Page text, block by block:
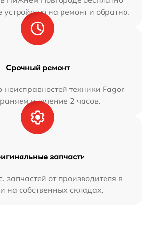
устройство на ремонт и обратно.
Срочный ремонт
неисправностей техники Fagor
в течение 2 часов.
запчасти
запчастей от производителя в
на собственных складах.